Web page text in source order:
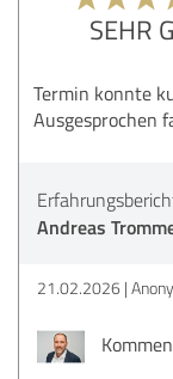
SEHR
Termin konnte
Ausgesprochen
Andreas
21.02.2026